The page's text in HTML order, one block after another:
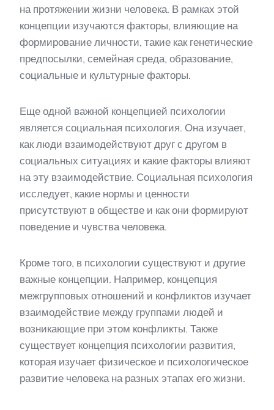
на протяжении жизни человека. В рамках этой
концепции изучаются факторы, влияющие на
формирование личности, такие как генетические
предпосылки, семейная среда, образование,
социальные и культурные факторы.
Еще одной важной концепцией психологии
является социальная психология. Она изучает,
как люди взаимодействуют друг с другом в
социальных ситуациях и какие факторы влияют
на эту взаимодействие. Социальная психология
исследует, какие нормы и ценности
присутствуют в обществе и как они формируют
поведение и чувства человека.
Кроме того, в психологии существуют и другие
важные концепции. Например, концепция
межгрупповых отношений и конфликтов изучает
взаимодействие между группами людей и
возникающие при этом конфликты. Также
существует концепция психологии развития,
которая изучает физическое и психологическое
развитие человека на разных этапах его жизни.